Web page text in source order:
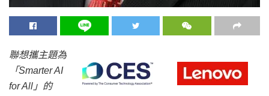
聯想攜主題為
「Smarter AI
for All」的